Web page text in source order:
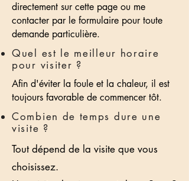
directement sur cette page ou me
contacter par le formulaire pour toute
demande particulière.
Quel est le meilleur horaire
pour visiter ?
Afin d'éviter la foule et la chaleur, il est
toujours favorable de commencer tôt.
Combien de temps dure une
visite ?
Tout dépend de la visite que vous
choisissez.